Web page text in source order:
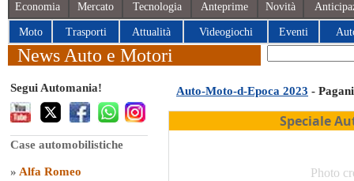
Economia Mercato Tecnologia Anteprime Novità
Moto Trasporti Attualità Videogiochi Eventi
News Auto e Motori
Segui Automania!
Case automobilistiche
» Alfa Romeo
Auto-Moto-d-Epoca 2023 - Pagani
Speciale
Photo